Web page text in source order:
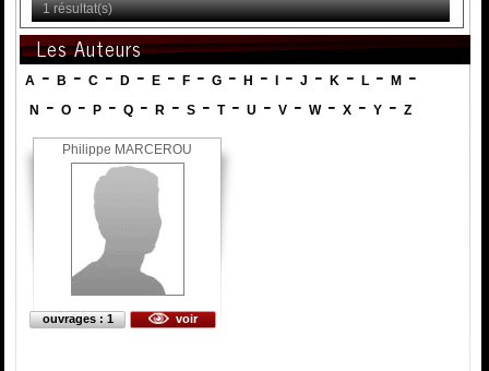
1 résultat(s)
Les Auteurs
A - B - C- D- E- F- G- H - - J - K - L- M-
N -O -P -Q -R -S -T-U -V -W-X -Y -Z
Philippe MARCEROU
ouvrages : 1 voir